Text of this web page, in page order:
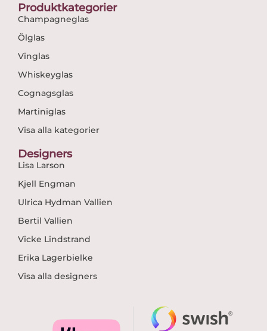
Produktkategorier
Champagneglas
Ölglas
Vinglas
Whiskeyglas
Cognagsglas
Martiniglas
Visa alla kategorier
Designers
Lisa Larson
Kjell Engman
Ulrica Hydman Vallien
Bertil Vallien
Vicke Lindstrand
Erika Lagerbielke
Visa alla designers